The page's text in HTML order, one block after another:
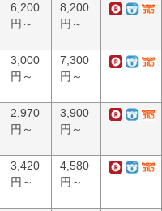
6,200
円～
8,200
円～
3,000
円～
7,300
円～
2,970
円～
3,900
円～
3,420
円～
4,580
円～